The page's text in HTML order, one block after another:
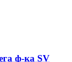
ф-ка SV